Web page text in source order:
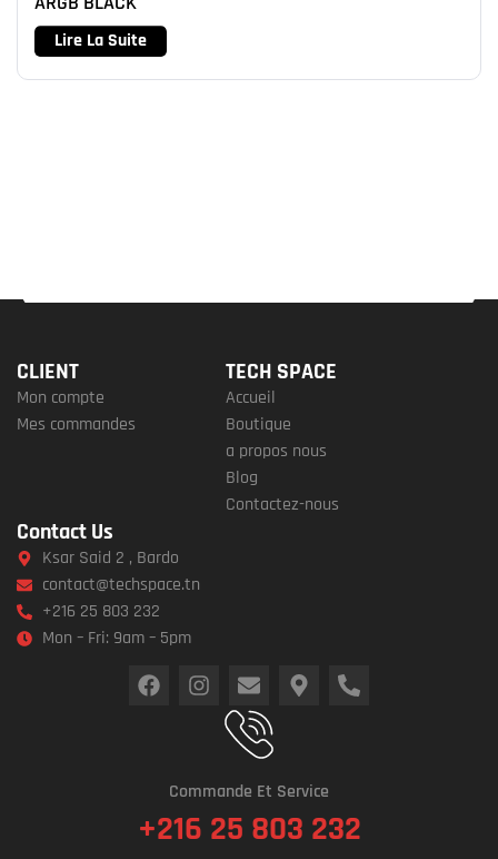
Lire La Suite
CLIENT
Mon compte
Mes commandes
TECH SPACE
Accueil
Boutique
a propos nous
Blog
Contactez-nous
Contact Us
Ksar Said 2 , Bardo
contact@techspace.tn
+216 25 803 232
Mon – Fri: 9am – 5pm
Commande Et Service
+216 25 803 232